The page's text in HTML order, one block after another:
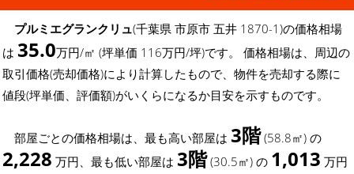
プルミエグランクリュ(千葉県 市原市 五井 1870-1)の価格相場
は 35.0万円/㎡ (坪単価 116万円/坪)です。 価格相場は、周辺の
取引価格(売却価格)により計算したもので、物件を売却する際に
値段(坪単価、評価額)がいくらになるか目安を示すものです。
部屋ごとの価格相場は、最も高い部屋は 3階(58.8㎡) の
2,228 万円、最も低い部屋は 3階(30.5㎡) の 1,013 万円